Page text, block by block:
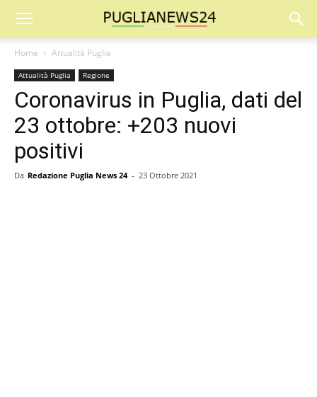
Home Attualità Puglia
Attualità Puglia Regione
Coronavirus in Puglia, dati del
23 ottobre: +203 nuovi
positivi
Da Redazione Puglia News 24 - 23 Ottobre 2021